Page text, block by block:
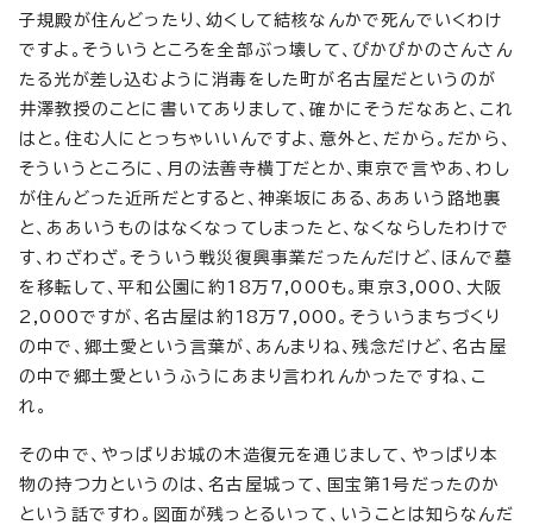
子規殿が住んどったり、幼くして結核なんかで死んでいくわけ
ですよ。そういうところを全部ぶっ壊して、ぴかぴかのさんさん
たる光が差し込むように消毒をした町が名古屋だというのが
井澤教授のことに書いてありまして、確かにそうだなあと、これ
はと。住む人にとっちゃいいんですよ、意外と、だから。だから、
そういうところに、月の法善寺横丁だとか、東京で言やあ、わし
が住んどった近所だとすると、神楽坂にある、ああいう路地裏
と、ああいうものはなくなってしまったと、なくならしたわけで
す、わざわざ。そういう戦災復興事業だったんだけど、ほんで墓
を移転して、平和公園に約18万7,000も。東京3,000、大阪
2,000ですが、名古屋は約18万7,000。そういうまちづくり
の中で、郷土愛という言葉が、あんまりね、残念だけど、名古屋
の中で郷土愛というふうにあまり言われんかったですね、こ
れ。
その中で、やっぱりお城の木造復元を通じまして、やっぱり本
物の持つ力というのは、名古屋城って、国宝第1号だったのか
という話ですわ。図面が残っとるいって、いうことは知らなんだ